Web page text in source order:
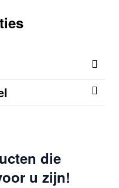
die
u zijn!